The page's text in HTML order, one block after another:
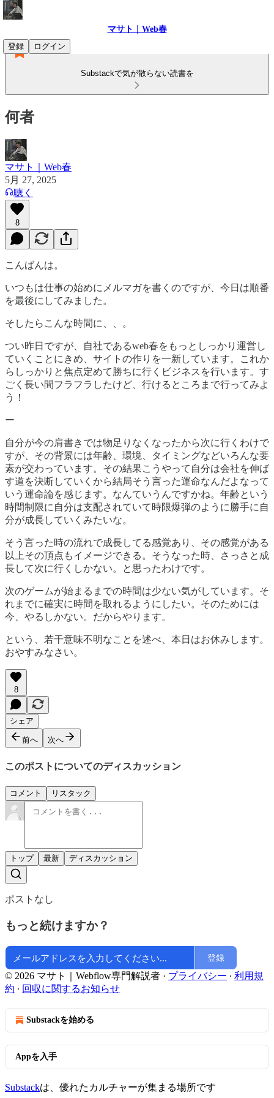
マサト｜Web春
登録
ログイン
Substackで気が散らない読書を
何者
マサト｜Web春
5月 27, 2025
聴く
8
こんばんは。
いつもは仕事の始めにメルマガを書くのですが、今日は順番
を最後にしてみました。
そしたらこんな時間に、、。
つい昨日ですが、自社であるweb春をもっとしっかり運営し
ていくことにきめ、サイトの作りを一新しています。これか
らしっかりと焦点定めて勝ちに行くビジネスを行います。す
ごく長い間フラフラしたけど、行けるところまで行ってみよ
う！
ー
自分が今の肩書きでは物足りなくなったから次に行くわけで
すが、その背景には年齢、環境、タイミングなどいろんな要
素が交わっています。その結果こうやって自分は会社を伸ば
す道を決断していくから結局そう言った運命なんだよなって
いう運命論を感じます。なんていうんですかね。年齢という
時間制限に自分は支配されていて時限爆弾のように勝手に自
分が成長していくみたいな。
そう言った時の流れで成長してる感覚あり、その感覚がある
以上その頂点もイメージできる。そうなった時、さっさと成
長して次に行くしかない。と思ったわけです。
次のゲームが始まるまでの時間は少ない気がしています。そ
れまでに確実に時間を取れるようにしたい。そのためには
今、やるしかない。だからやります。
という、若干意味不明なことを述べ、本日はお休みします。
おやすみなさい。
8
シェア
前へ 次へ
このポストについてのディスカッション
コメント リスタック
トップ 最新 ディスカッション
ポストなし
もっと続けますか？
登録
© 2026 マサト｜Webflow専門解説者 · プライバシー ∙ 利用規
約 ∙ 回収に関するお知らせ
Substackを始める
Appを入手
Substackは、優れたカルチャーが集まる場所です